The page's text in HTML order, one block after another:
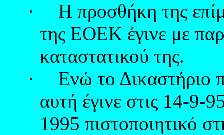
·
Η προσθήκη της
της ΕΟΕΚ έγινε με
καταστατικού της.
·
Ενώ το Δικαστήριο
αυτή έγινε στις 14-
1995 πιστοποιητικό